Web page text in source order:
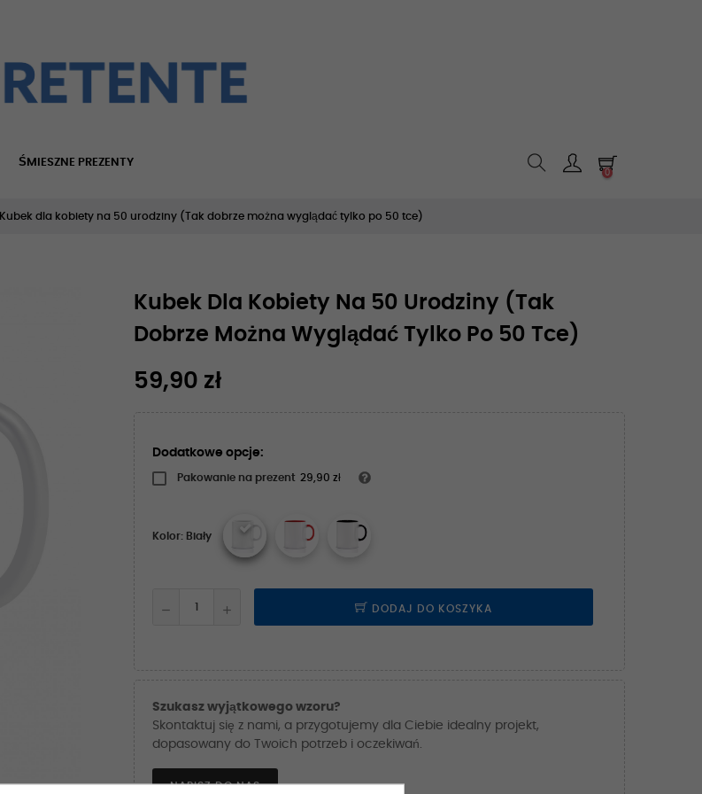
ŚMIESZNE PREZENTY
0
Kubek dla kobiety na 50 urodziny (Tak dobrze można wyglądać tylko po 50 tce)
Kubek Dla Kobiety Na 50 Urodziny (Tak
Dobrze Można Wyglądać Tylko Po 50 Tce)
59,90 zł
Dodatkowe opcje:
Pakowanie na prezent 29,90 zł
Kolor: Biały
DODAJ DO KOSZYKA
Szukasz wyjątkowego wzoru?
Skontaktuj się z nami, a przygotujemy dla Ciebie idealny projekt,
dopasowany do Twoich potrzeb i oczekiwań.
NAPISZ DO NAS